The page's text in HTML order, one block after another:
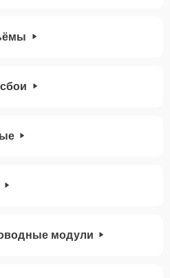
модули